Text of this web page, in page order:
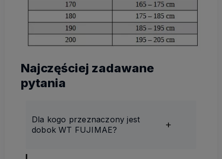
Najczęściej zadawane
pytania
Dla kogo przeznaczony jest
dobok WT FUJIMAE?